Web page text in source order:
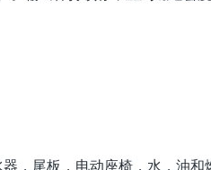
，尾板，电动座椅，水，油和